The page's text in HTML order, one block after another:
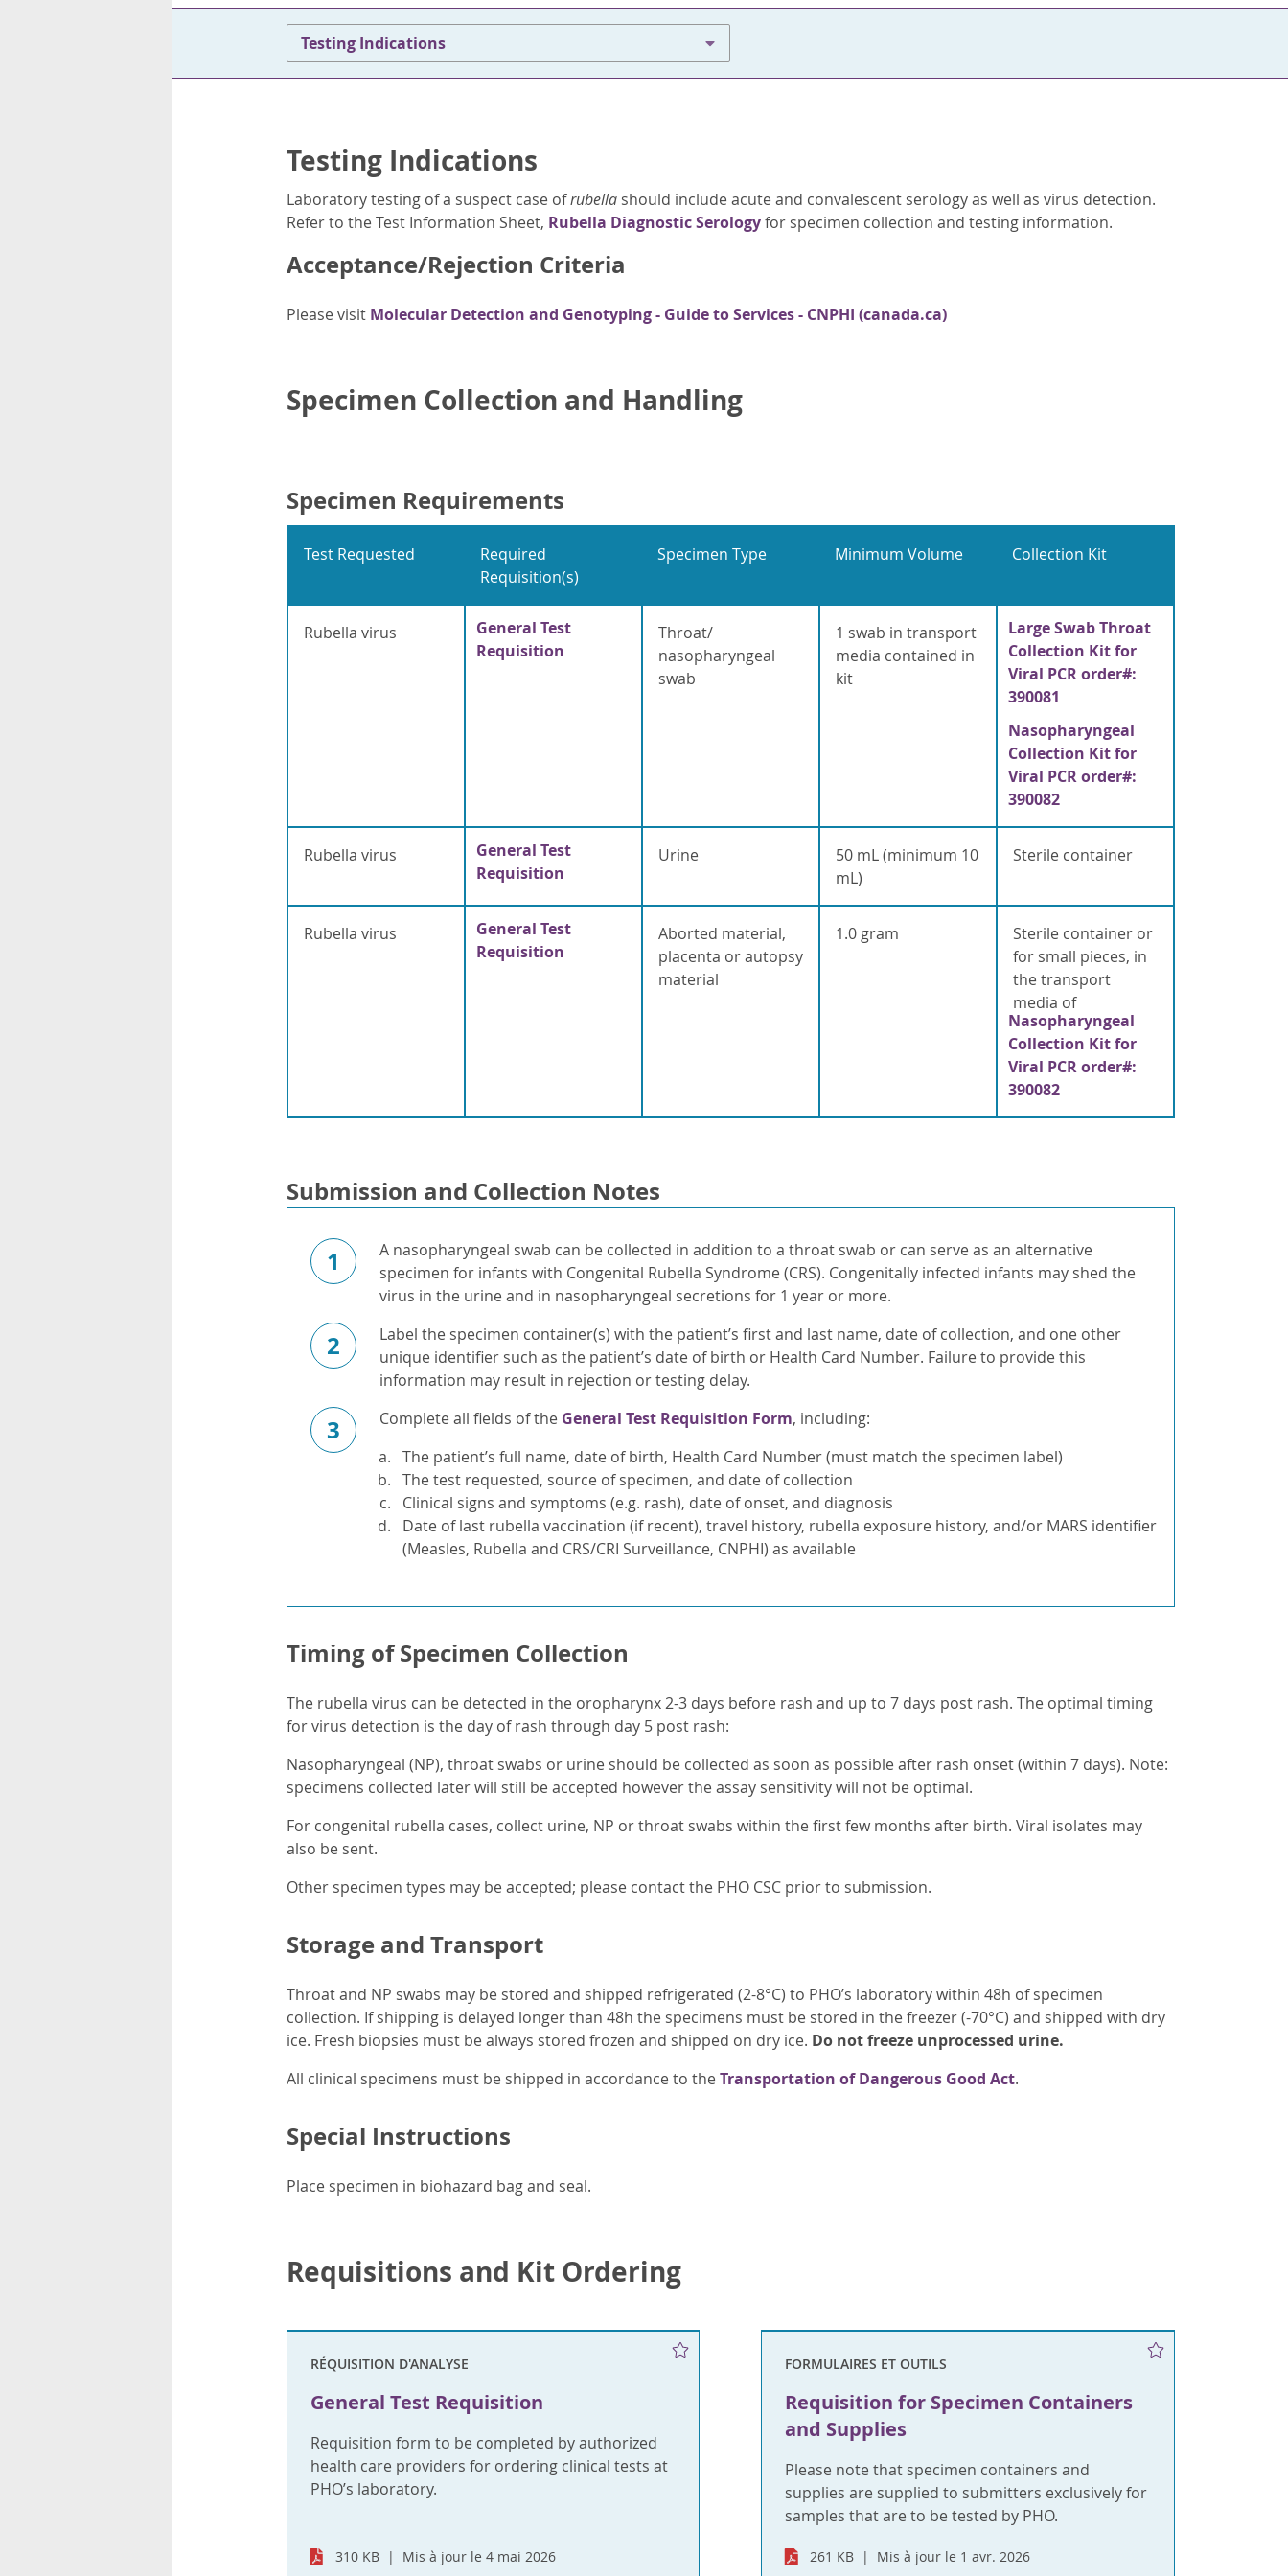
Testing Indications
Testing Indications
Laboratory testing of a suspect case ofrubella should include acute and convalescent serology as well as virus detection.
Refer to the Test Information Sheet, Rubella Diagnostic Serologyfor specimen collection and testing information.
Acceptance/Rejection Criteria
Please visit Molecular Detection and Genotyping - Guide to Services - CNPHI (canada.ca)
Specimen Collection and Handling
Specimen Requirements
Test Requested
Required
Requisition(s)
Specimen Type Minimum Volume Collection Kit
Rubella virus
General Test
Requisition
Throat/
nasopharyngeal
swab
1 swab in transport
media contained in
kit
Large Swab Throat
Collection Kit for
Viral PCR order#:
390081
Nasopharyngeal
Collection Kit for
Viral PCR order#:
390082
Rubella virus
General Test
Requisition
Urine
50 mL (minimum 10
mL)
Sterile container
Rubella virus
General Test
Requisition
Aborted material,
placenta or autopsy
material
1.0 gram
Sterile container or
for small pieces, in
the transport
media of
Nasopharyngeal
Collection Kit for
Viral PCR order#:
390082
Submission and Collection Notes
1
A nasopharyngeal swab can be collected in addition to a throat swab or can serve as an alternative
specimen for infants with Congenital Rubella Syndrome (CRS). Congenitally infected infants may shed the
virus in the urine and in nasopharyngeal secretions for 1 year or more.
2
Label the specimen container(s) with the patient’s first and last name, date of collection, and one other
unique identifier such as the patient’s date of birth or Health Card Number. Failure to provide this
information may result in rejection or testing delay.
3 Complete all fields of the General Test Requisition Form, including:
The patient’s full name, date of birth, Health Card Number (must match the specimen label)
The test requested, source of specimen, and date of collection
Clinical signs and symptoms (e.g. rash), date of onset, and diagnosis
Date of last rubella vaccination (if recent), travel history, rubella exposure history, and/or MARS identifier
(Measles, Rubella and CRS/CRI Surveillance, CNPHI) as available
Timing of Specimen Collection
The rubella virus can be detected in the oropharynx 2-3 days before rash and up to 7 days post rash. The optimal timing
for virus detection is the day of rash through day 5 post rash:
Nasopharyngeal (NP), throat swabs or urine should be collected as soon as possible after rash onset (within 7 days). Note:
specimens collected later will still be accepted however the assay sensitivity will not be optimal.
For congenital rubella cases, collect urine, NP or throat swabs within the first few months after birth. Viral isolates may
also be sent.
Other specimen types may be accepted; please contact the PHO CSC prior to submission.
Storage and Transport
Throat and NP swabs may be stored and shipped refrigerated (2-8°C) to PHO’s laboratory within 48h of specimen
collection. If shipping is delayed longer than 48h the specimens must be stored in the freezer (-70°C) and shipped with dry
ice. Fresh biopsies must be always stored frozen and shipped on dry ice. Do not freeze unprocessed urine.
All clinical specimens must be shipped in accordance to theTransportation of Dangerous Good Act.
Special Instructions
Place specimen in biohazard bag and seal.
Requisitions and Kit Ordering
RÉQUISITION D'ANALYSE
General Test Requisition
Requisition form to be completed by authorized
health care providers for ordering clinical tests at
PHO’s laboratory.
310 KB Mis à jour le 4 mai 2026
FORMULAIRES ET OUTILS
Requisition for Specimen Containers
and Supplies
Please note that specimen containers and
supplies are supplied to submitters exclusively for
samples that are to be tested by PHO.
261 KB Mis à jour le 1 avr. 2026